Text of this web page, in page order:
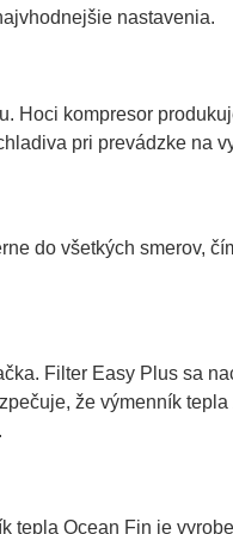
nastavenia.
Hoci kompresor
pri prevádzke na
do všetkých smerov,
Filter Easy Plus sa
že výmenník
tepla Ocean Fin je